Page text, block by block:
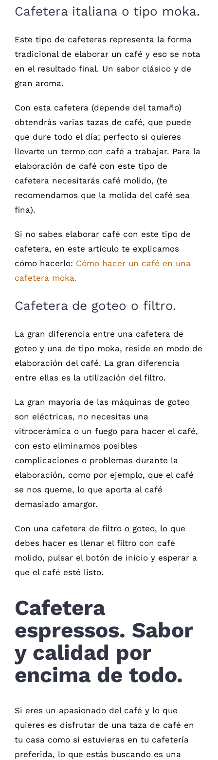
Cafetera italiana o tipo moka.
Este tipo de cafeteras representa la forma
tradicional de elaborar un café y eso se nota
en el resultado final. Un sabor clásico y de
gran aroma.
Con esta cafetera (depende del tamaño)
obtendrás varias tazas de café, que puede
que dure todo el día; perfecto si quieres
llevarte un termo con café a trabajar. Para la
elaboración de café con este tipo de
cafetera necesitarás café molido, (te
recomendamos que la molida del café sea
fina).
Si no sabes elaborar café con este tipo de
cafetera, en este artículo te explicamos
cómo hacerlo: Cómo hacer un café en una
cafetera moka.
Cafetera de goteo o filtro.
La gran diferencia entre una cafetera de
goteo y una de tipo moka, reside en modo de
elaboración del café. La gran diferencia
entre ellas es la utilización del filtro.
La gran mayoría de las máquinas de goteo
son eléctricas, no necesitas una
vitrocerámica o un fuego para hacer el café,
con esto eliminamos posibles
complicaciones o problemas durante la
elaboración, como por ejemplo, que el café
se nos queme, lo que aporta al café
demasiado amargor.
Con una cafetera de filtro o goteo, lo que
debes hacer es llenar el filtro con café
molido, pulsar el botón de inicio y esperar a
que el café esté listo.
Cafetera
espressos. Sabor
y calidad por
encima de todo.
Si eres un apasionado del café y lo que
quieres es disfrutar de una taza de café en
tu casa como si estuvieras en tu cafetería
preferida, lo que estás buscando es una